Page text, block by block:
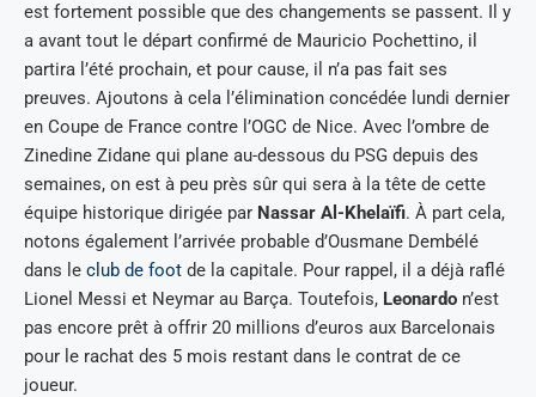
est fortement possible que des changements se passent. Il y
a avant tout le départ confirmé de Mauricio Pochettino, il
partira l’été prochain, et pour cause, il n’a pas fait ses
preuves. Ajoutons à cela l’élimination concédée lundi dernier
en Coupe de France contre l’OGC de Nice. Avec l’ombre de
Zinedine Zidane qui plane au-dessous du PSG depuis des
semaines, on est à peu près sûr qui sera à la tête de cette
équipe historique dirigée par Nassar Al-Khelaïfi. À part cela,
notons également l’arrivée probable d’Ousmane Dembélé
dans le club de foot de la capitale. Pour rappel, il a déjà raflé
Lionel Messi et Neymar au Barça. Toutefois, Leonardo n’est
pas encore prêt à offrir 20 millions d’euros aux Barcelonais
pour le rachat des 5 mois restant dans le contrat de ce
joueur.